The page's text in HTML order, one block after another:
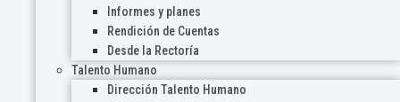
Informes y planes
Rendición de Cuentas
Desde la Rectoría
Talento Humano
Dirección Talento Humano